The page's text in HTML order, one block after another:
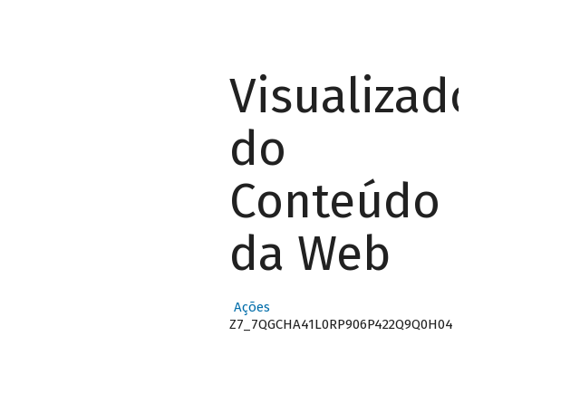
Visualizador
do
Conteúdo
da Web
Ações
Z7_7QGCHA41L0RP906P422Q9Q0H04